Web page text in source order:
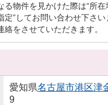
る物件を見かけた際は“所
定”してお問い合わせ下さ
絡をさせていただきます。
愛知県名古屋市港区津
9